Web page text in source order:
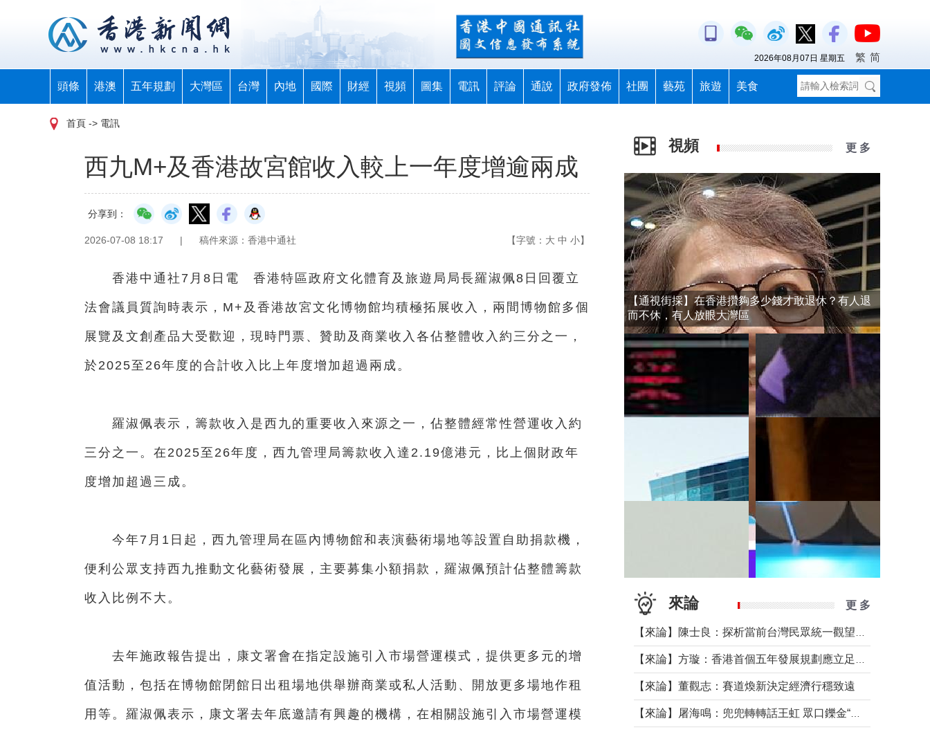
頭條 港澳 五年規劃 大灣區 台灣 內地 國際 財經 視頻 圖集 電訊 評論 通說 政府發佈 社團 藝苑 旅遊 美食
2026年08月07日 星期五 繁 简
首頁 -> 電訊
西九M+及香港故宮館收入較上一年度增逾兩成
分享到：
2026-07-08 18:17 | 稿件來源：香港中通社 【字號： 大 中 小】
香港中通社7月8日電 香港特區政府文化體育及旅遊局局長羅淑佩8日回覆立
法會議員質詢時表示，M+及香港故宮文化博物館均積極拓展收入，兩間博物館多個
展覽及文創產品大受歡迎，現時門票、贊助及商業收入各佔整體收入約三分之一，
於2025至26年度的合計收入比上年度增加超過兩成。
羅淑佩表示，籌款收入是西九的重要收入來源之一，佔整體經常性營運收入約
三分之一。在2025至26年度，西九管理局籌款收入達2.19億港元，比上個財政年
度增加超過三成。
今年7月1日起，西九管理局在區內博物館和表演藝術場地等設置自助捐款機，
便利公眾支持西九推動文化藝術發展，主要募集小額捐款，羅淑佩預計佔整體籌款
收入比例不大。
去年施政報告提出，康文署會在指定設施引入市場營運模式，提供更多元的增
值活動，包括在博物館閉館日出租場地供舉辦商業或私人活動、開放更多場地作租
用等。羅淑佩表示，康文署去年底邀請有興趣的機構，在相關設施引入市場營運模
視頻 更 多
【通視街採】在香港攢夠多少錢才敢退休？有人退
而不休，有人放眼大灣區
來論 更 多
【來論】董觀志：賽道煥新決定經濟行穩致遠